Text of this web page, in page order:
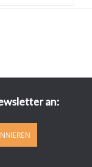
an: